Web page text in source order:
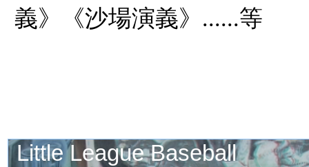
義》《沙場演義》......等